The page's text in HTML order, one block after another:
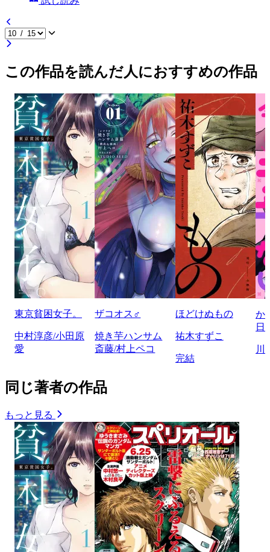
この作品を読んだ人におすすめの作品
東京貧困女子。
中村淳彦/小田原
愛
ザコオス♂
焼き芋ハンサム
斎藤/村上ペコ
ほどけぬもの
祐木すずこ
完結
か
日
川
同じ著者の作品
もっと見る